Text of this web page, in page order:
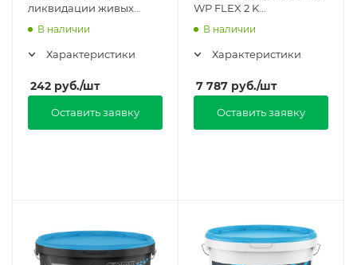
ликвидации живых
течей в Москве
В наличии
Характеристики
242 руб./шт
Оставить заявку
WP FLEX 2 K
двухкомпонентная в
В наличии
Характеристики
7 787 руб./шт
Оставить заявку